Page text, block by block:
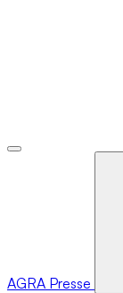
AGRA Presse